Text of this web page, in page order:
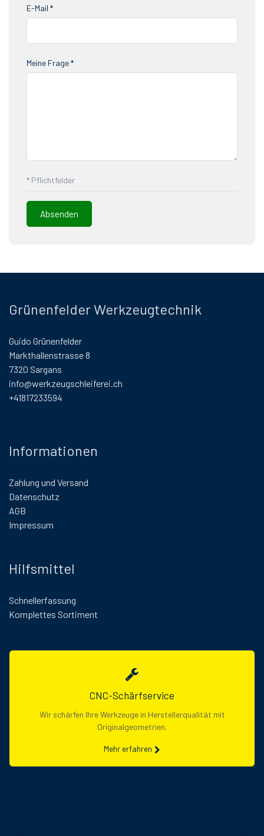
E-Mail *
Meine Frage *
* Pflichtfelder
Grünenfelder Werkzeugtechnik
Guido Grünenfelder
Markthallenstrasse 8
7320 Sargans
info@werkzeugschleiferei.ch
+41817233594
Informationen
Zahlung und Versand
Datenschutz
AGB
Impressum
Hilfsmittel
Schnellerfassung
Komplettes Sortiment
CNC-Schärfservice
Wir schärfen Ihre Werkzeuge in Herstellerqualität mit
Originalgeometrien.
Mehr erfahren